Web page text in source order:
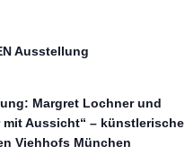
Ausstellung
Margret Lochner und
mit Aussicht“ – künstlerische
Viehhofs München